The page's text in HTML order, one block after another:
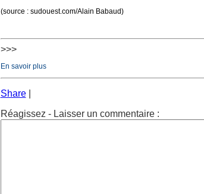
(source : sudouest.com/Alain Babaud)
>>>
En savoir plus
Share
Réagissez - Laisser un commentaire :